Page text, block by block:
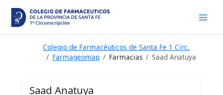
contenido
Colegio de Farmacéuticos de Santa Fe 1 Circ.
Farmageomap
Farmacias Saad Anatuya
Saad Anatuya